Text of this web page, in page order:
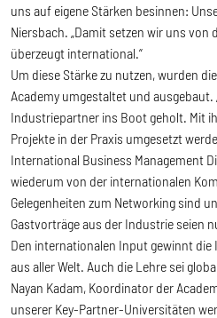
uns auf eigene Stärken besinnen:
Niersbach. „Damit setzen wir uns von
überzeugt international.“
Um diese Stärke zu nutzen, wurden
Academy umgestaltet und
Industriepartner ins Boot geholt. Mit
Projekte in der Praxis umgesetzt
International Business Management
wiederum von der internationalen
Gelegenheiten zum Networking sind
Gastvorträge aus der Industrie seien
Den internationalen Input gewinnt
aus aller Welt. Auch die Lehre sei
Nayan Kadam, Koordinator der
unserer Key-Partner-Universitäten